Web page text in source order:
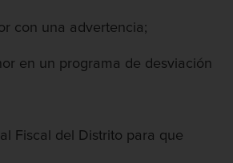
con una advertencia;
en un programa de desviación
Fiscal del Distrito para que